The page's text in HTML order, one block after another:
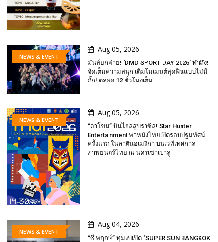
NEWS & EVENT
Aug 05, 2026
มันส์ยกค่าย! ‘DMD SPORT DAY 2026’ ทำถึง!
จัดเต็มความสนุก เติมโมเมนต์สุดฟินแบบไม่มี
กั๊ก! ตลอด 12 ชั่วโมงเต็ม
NEWS & EVENT
Aug 05, 2026
“ตาโขน” บินไกลสู่บราซิล! Star Hunter
Entertainment พาหนังไทยเปิดรอบปฐมทัศน์
ครั้งแรก ในลาตินอเมริกา บนเวทีเทศกาล
ภาพยนตร์ไทย ณ นครเซาเปาลู
NEWS & EVENT
Aug 04, 2026
“ซี พฤกษ์” ทุ่มงบเปิด “SUPER SUN BANGKOK